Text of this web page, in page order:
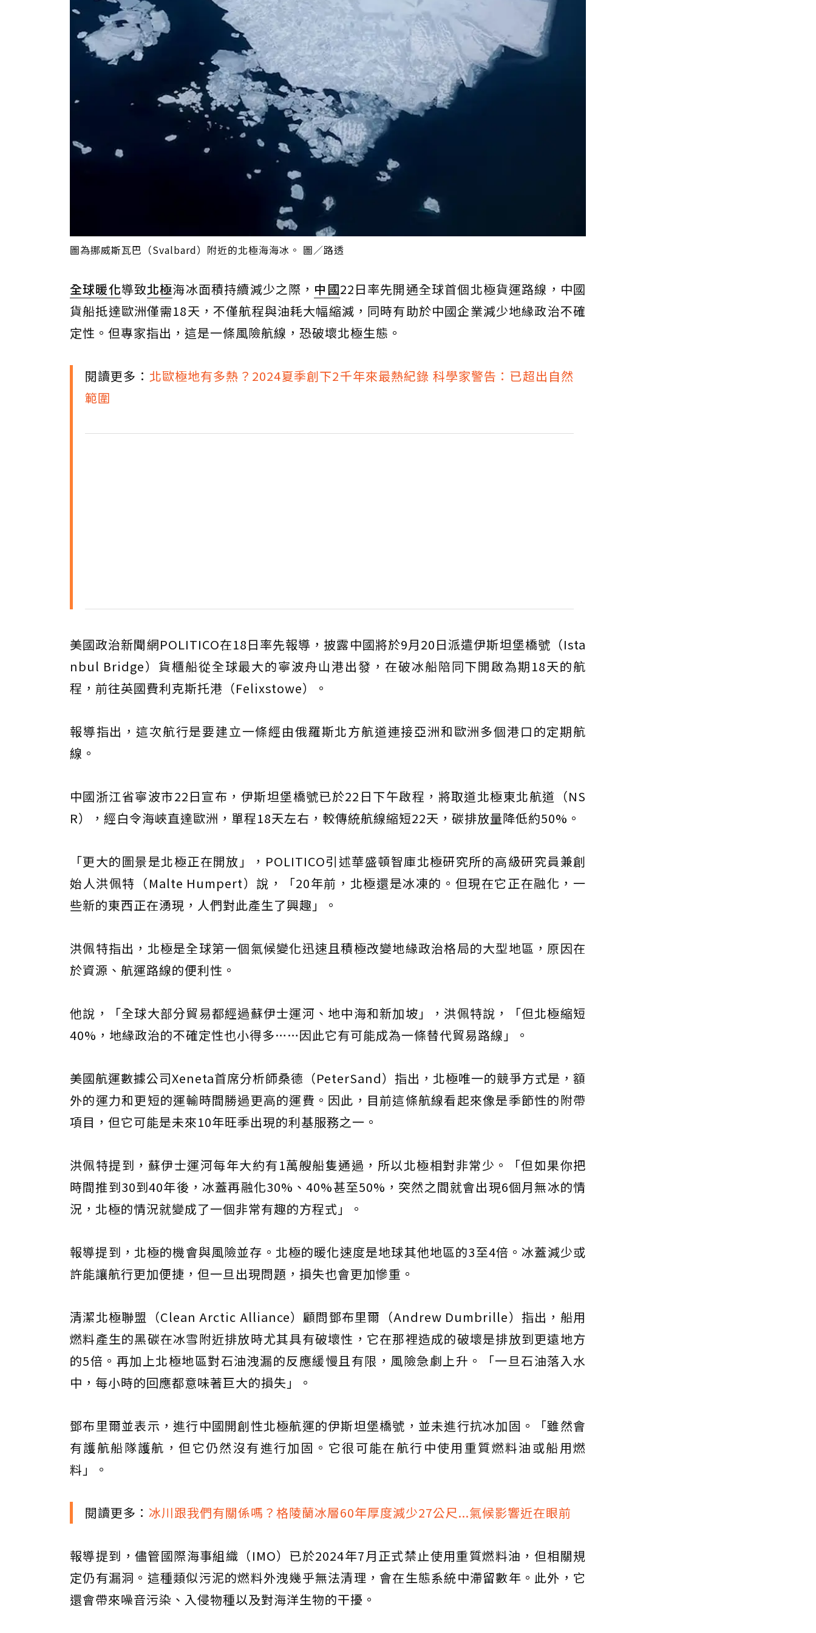
圖為挪威斯瓦巴（Svalbard）附近的北極海海冰。 圖／路透
全球暖化導致北極海冰面積持續減少之際， 中國22日率先開通全球首個北極貨運路線，中國
貨船抵達歐洲僅需18天，不僅航程與油耗大幅縮減，同時有助於中國企業減少地緣政治不確
定性。但專家指出，這是一條風險航線，恐破壞北極生態。
閱讀更多： 北歐極地有多熱？2024夏季創下2千年來最熱紀錄 科學家警告：已超出自然
範圍
美國政治新聞網POLITICO在18日率先報導，披露中國將於9月20日派遣伊斯坦堡橋號（Ista
nbul Bridge）貨櫃船從全球最大的寧波舟山港出發，在破冰船陪同下開啟為期18天的航
程，前往英國費利克斯托港（Felixstowe）。
報導指出，這次航行是要建立一條經由俄羅斯北方航道連接亞洲和歐洲多個港口的定期航
線。
中國浙江省寧波市22日宣布，伊斯坦堡橋號已於22日下午啟程，將取道北極東北航道（NS
R），經白令海峽直達歐洲，單程18天左右，較傳統航線縮短22天，碳排放量降低約50%。
「更大的圖景是北極正在開放」，POLITICO引述華盛頓智庫北極研究所的高級研究員兼創
始人洪佩特（Malte Humpert）說，「20年前，北極還是冰凍的。但現在它正在融化，一
些新的東西正在湧現，人們對此產生了興趣」。
洪佩特指出，北極是全球第一個氣候變化迅速且積極改變地緣政治格局的大型地區，原因在
於資源、航運路線的便利性。
他說，「全球大部分貿易都經過蘇伊士運河、地中海和新加坡」，洪佩特說，「但北極縮短
40%，地緣政治的不確定性也小得多……因此它有可能成為一條替代貿易路線」。
美國航運數據公司Xeneta首席分析師桑德（PeterSand）指出，北極唯一的競爭方式是，額
外的運力和更短的運輸時間勝過更高的運費。因此，目前這條航線看起來像是季節性的附帶
項目，但它可能是未來10年旺季出現的利基服務之一。
洪佩特提到，蘇伊士運河每年大約有1萬艘船隻通過，所以北極相對非常少。「但如果你把
時間推到30到40年後，冰蓋再融化30%、40%甚至50%，突然之間就會出現6個月無冰的情
況，北極的情況就變成了一個非常有趣的方程式」。
報導提到，北極的機會與風險並存。北極的暖化速度是地球其他地區的3至4倍。冰蓋減少或
許能讓航行更加便捷，但一旦出現問題，損失也會更加慘重。
清潔北極聯盟（Clean Arctic Alliance）顧問鄧布里爾（Andrew Dumbrille）指出，船用
燃料產生的黑碳在冰雪附近排放時尤其具有破壞性，它在那裡造成的破壞是排放到更遠地方
的5倍。再加上北極地區對石油洩漏的反應緩慢且有限，風險急劇上升。「一旦石油落入水
中，每小時的回應都意味著巨大的損失」。
鄧布里爾並表示，進行中國開創性北極航運的伊斯坦堡橋號，並未進行抗冰加固。「雖然會
有護航船隊護航，但它仍然沒有進行加固。它很可能在航行中使用重質燃料油或船用燃
料」。
閱讀更多： 冰川跟我們有關係嗎？格陵蘭冰層60年厚度減少27公尺...氣候影響近在眼前
報導提到，儘管國際海事組織（IMO）已於2024年7月正式禁止使用重質燃料油，但相關規
定仍有漏洞。這種類似污泥的燃料外洩幾乎無法清理，會在生態系統中滯留數年。此外，它
還會帶來噪音污染、入侵物種以及對海洋生物的干擾。